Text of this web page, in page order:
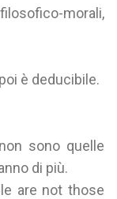
morali,
è deducibile.
sono quelle
di più.
are not those